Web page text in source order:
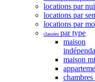
locations par
locations par
locations par
classées par type
maison
maison
chambres